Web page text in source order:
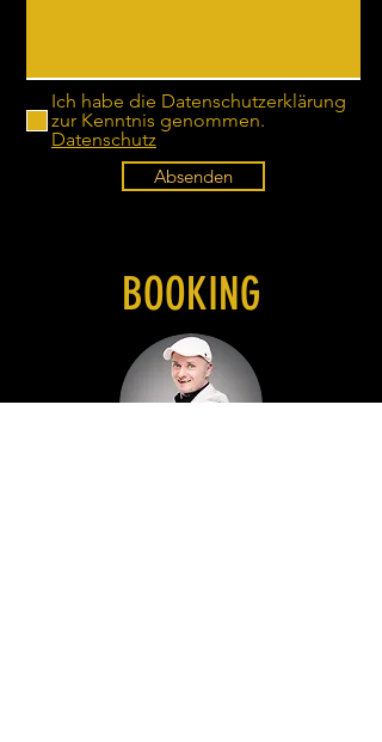
Ich habe die Datenschutzerklärung
zur Kenntnis genommen.
Datenschutz
Absenden
BOOKING